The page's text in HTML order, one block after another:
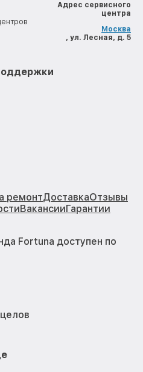
Адрес сервисного
центра
Москва
, ул. Лесная, д. 5
ремонтДоставкаОтзывы
ВакансииГарантии
Fortuna доступен по